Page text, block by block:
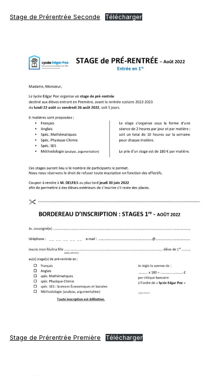
Stage de Prérentrée Seconde Télécharger
Stage de Prérentrée Première Télécharger